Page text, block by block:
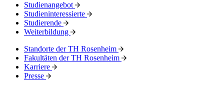
Studienangebot
Studieninteressierte
Studierende
Weiterbildung
Standorte der TH Rosenheim
Fakultäten der TH Rosenheim
Karriere
Presse